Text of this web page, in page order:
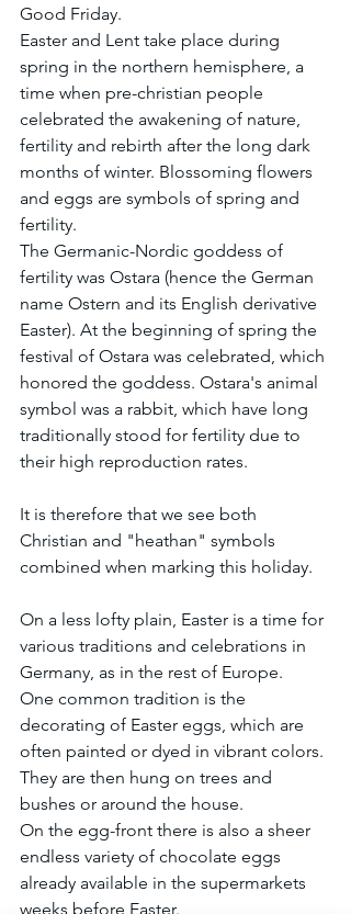
Good Friday.
Easter and Lent take place during
spring in the northern hemisphere, a
time when pre-christian people
celebrated the awakening of nature,
fertility and rebirth after the long dark
months of winter. Blossoming flowers
and eggs are symbols of spring and
fertility.
The Germanic-Nordic goddess of
fertility was Ostara (hence the German
name Ostern and its English derivative
Easter). At the beginning of spring the
festival of Ostara was celebrated, which
honored the goddess. Ostara's animal
symbol was a rabbit, which have long
traditionally stood for fertility due to
their high reproduction rates.
It is therefore that we see both
Christian and "heathan" symbols
combined when marking this holiday.
On a less lofty plain, Easter is a time for
various traditions and celebrations in
Germany, as in the rest of Europe.
One common tradition is the
decorating of Easter eggs, which are
often painted or dyed in vibrant colors.
They are then hung on trees and
bushes or around the house.
On the egg-front there is also a sheer
endless variety of chocolate eggs
already available in the supermarkets
weeks before Easter.